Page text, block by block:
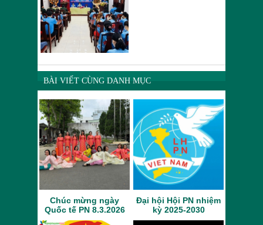
BÀI VIẾT CÙNG DANH MỤC
Chúc mừng ngày
Quốc tế PN 8.3.2026
Đại hội Hội PN nhiệm
kỳ 2025-2030